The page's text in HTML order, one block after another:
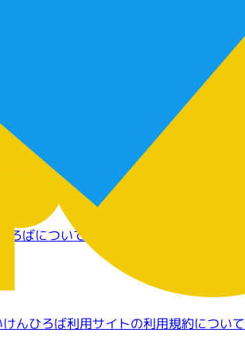
登録連絡先あてにお送りします。
ろばについて
けんひろば利用サイトの利用規約について